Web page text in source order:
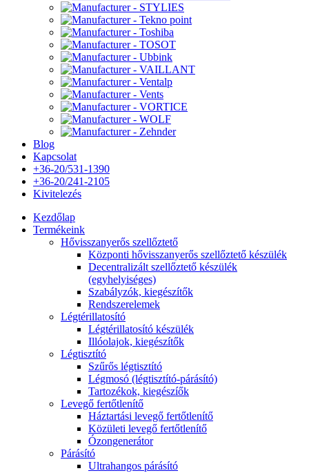
Blog
Kapcsolat
+36-20/531-1390
+36-20/241-2105
Kivitelezés
Kezdőlap
Termékeink
Hővisszanyerős szellőztető
Központi hővisszanyerős szellőztető készülék
Decentralizált szellőztető készülék
(egyhelyiséges)
Szabályzók, kiegészítők
Rendszerelemek
Légtérillatosító
Légtérillatosító készülék
Illóolajok, kiegészítők
Légtisztító
Szűrős légtisztító
Légmosó (légtisztító-párásító)
Tartozékok, kiegészíők
Levegő fertőtlenítő
Háztartási levegő fertőtlenítő
Közületi levegő fertőtlenítő
Ózongenerátor
Párásító
Ultrahangos párásító